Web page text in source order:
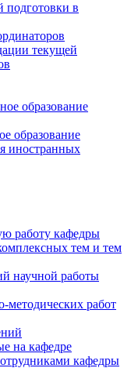
подготовки в
текущей
образование
образование
иностранных
работу кафедры
тем и тем
научной работы
методических работ
на кафедре
кафедры